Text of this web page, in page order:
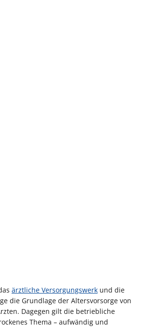
ärztliche Versorgungswerk und die
die Grundlage der Altersvorsorge von
Dagegen gilt die betriebliche
Thema – aufwändig und